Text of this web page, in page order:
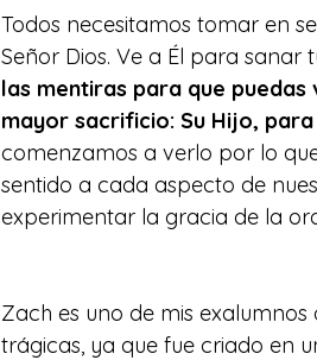
Todos necesitamos tomar en
Señor Dios. Ve a Él para sanar
las mentiras para que
mayor sacrificio: Su Hijo,
comenzamos a verlo por lo
sentido a cada aspecto de
experimentar la gracia de la
Zach es uno de mis
trágicas, ya que fue criado en